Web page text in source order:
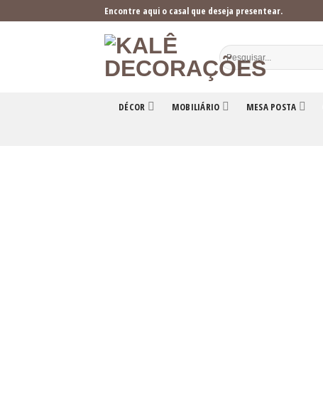
to
Encontre aqui o casal que deseja presentear.
DÉCOR MOBILIÁRIO MESA POSTA